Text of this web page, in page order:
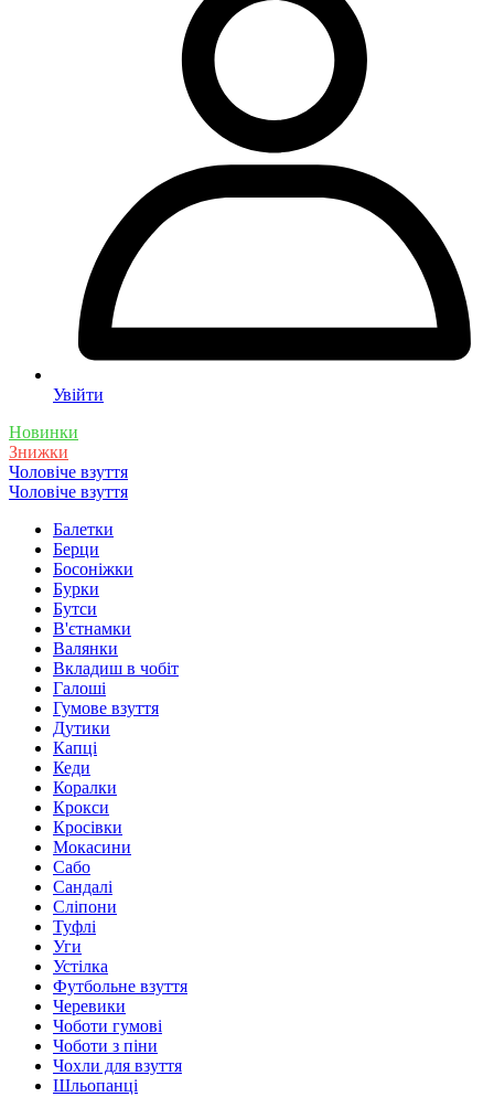
Увійти
Новинки
Знижки
Чоловіче взуття
Чоловіче взуття
Балетки
Берци
Босоніжки
Бурки
Бутси
В'єтнамки
Валянки
Вкладиш в чобіт
Галоші
Гумове взуття
Дутики
Капці
Кеди
Коралки
Крокси
Кросівки
Мокасини
Сабо
Сандалі
Сліпони
Туфлі
Уги
Устілка
Футбольне взуття
Черевики
Чоботи гумові
Чоботи з піни
Чохли для взуття
Шльопанці